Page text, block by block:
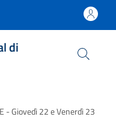
di
- Giovedì 22 e Venerdì 23